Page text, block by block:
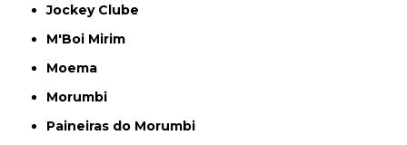
Jockey Clube
M'Boi Mirim
Moema
Morumbi
Paineiras do Morumbi